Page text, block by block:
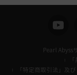
Pearl Abyss
「特定商取引法」及